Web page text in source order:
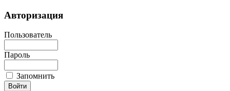
Авторизация
Пользователь
Пароль
Запомнить